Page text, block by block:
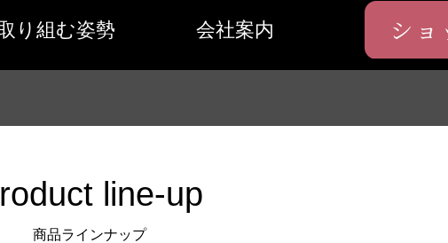
り組む姿勢 会社案内
line-up
商品ラインナップ